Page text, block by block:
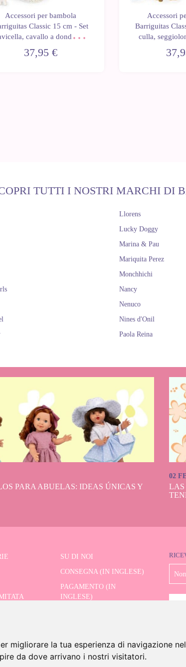
migliorare la tua esperienza di navigazione
da dove arrivano i nostri visitatori.
Accessori per bambola
Classic 15 cm - Set
cavallo a dondolo e
37,95 €
Accessori
Barriguitas
culla,
TUTTI I NOSTRI MARCHI DI
Llorens
Lucky Doggy
Marina & Pau
Mariquita Perez
Monchhichi
Nancy
Nenuco
Nines d'Onil
Paola Reina
PARA ABUELAS: IDEAS ÚNICAS Y
02
LAS
SU DI NOI
CONSEGNA (IN INGLESE)
PAGAMENTO (IN
INGLESE)
Dolls And Dolls. Tutti i diritti riservati.